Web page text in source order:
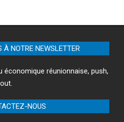
À NOTRE NEWSLETTER
économique réunionnaise, push,
NOUS